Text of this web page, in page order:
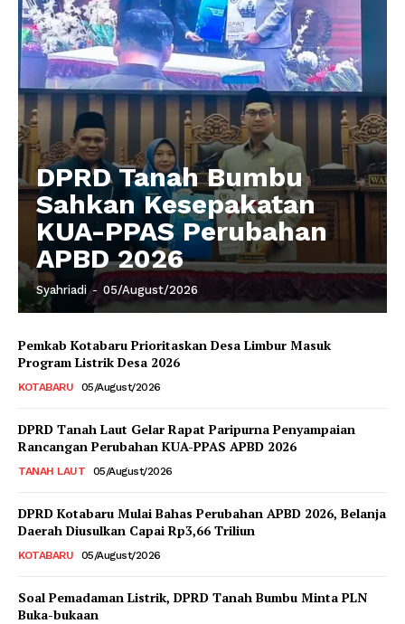
DPRD Tanah Bumbu
Sahkan Kesepakatan
KUA-PPAS Perubahan
APBD 2026
Syahriadi - 05/August/2026
Pemkab Kotabaru Prioritaskan Desa Limbur Masuk
Program Listrik Desa 2026
KOTABARU 05/August/2026
DPRD Tanah Laut Gelar Rapat Paripurna Penyampaian
Rancangan Perubahan KUA-PPAS APBD 2026
TANAH LAUT 05/August/2026
DPRD Kotabaru Mulai Bahas Perubahan APBD 2026, Belanja
Daerah Diusulkan Capai Rp3,66 Triliun
KOTABARU 05/August/2026
Soal Pemadaman Listrik, DPRD Tanah Bumbu Minta PLN
Buka-bukaan